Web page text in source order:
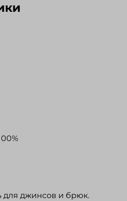
для джинсов и брюк.